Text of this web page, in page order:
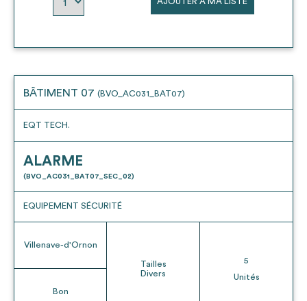
BÂTIMENT 07 (BVO_AC031_BAT07)
EQT TECH.
ALARME
(BVO_AC031_BAT07_SEC_02)
EQUIPEMENT SÉCURITÉ
Villenave-d'Ornon
Bon
Tailles
Divers
5
Unités